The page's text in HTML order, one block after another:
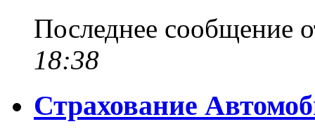
Последнее сообщение
18:38
Страхование